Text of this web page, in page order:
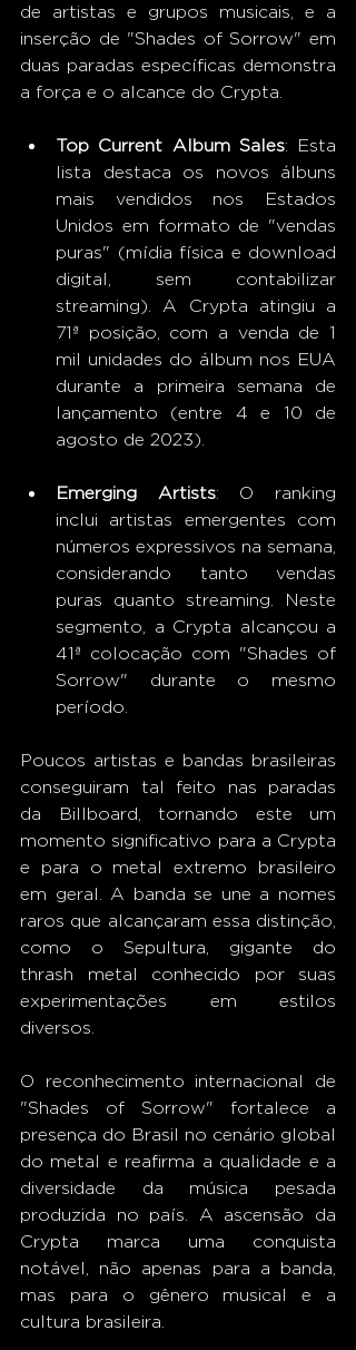
de artistas e grupos musicais, e a
inserção de "Shades of Sorrow" em
duas paradas específicas demonstra
a força e o alcance do Crypta.
Top Current Album Sales: Esta
lista destaca os novos álbuns
mais vendidos nos Estados
Unidos em formato de "vendas
puras" (mídia física e download
digital, sem contabilizar
streaming). A Crypta atingiu a
71ª posição, com a venda de 1
mil unidades do álbum nos EUA
durante a primeira semana de
lançamento (entre 4 e 10 de
agosto de 2023).
Emerging Artists: O ranking
inclui artistas emergentes com
números expressivos na semana,
considerando tanto vendas
puras quanto streaming. Neste
segmento, a Crypta alcançou a
41ª colocação com "Shades of
Sorrow" durante o mesmo
período.
Poucos artistas e bandas brasileiras
conseguiram tal feito nas paradas
da Billboard, tornando este um
momento significativo para a Crypta
e para o metal extremo brasileiro
em geral. A banda se une a nomes
raros que alcançaram essa distinção,
como o Sepultura, gigante do
thrash metal conhecido por suas
experimentações em estilos
diversos.
O reconhecimento internacional de
"Shades of Sorrow" fortalece a
presença do Brasil no cenário global
do metal e reafirma a qualidade e a
diversidade da música pesada
produzida no país. A ascensão da
Crypta marca uma conquista
notável, não apenas para a banda,
mas para o gênero musical e a
cultura brasileira.